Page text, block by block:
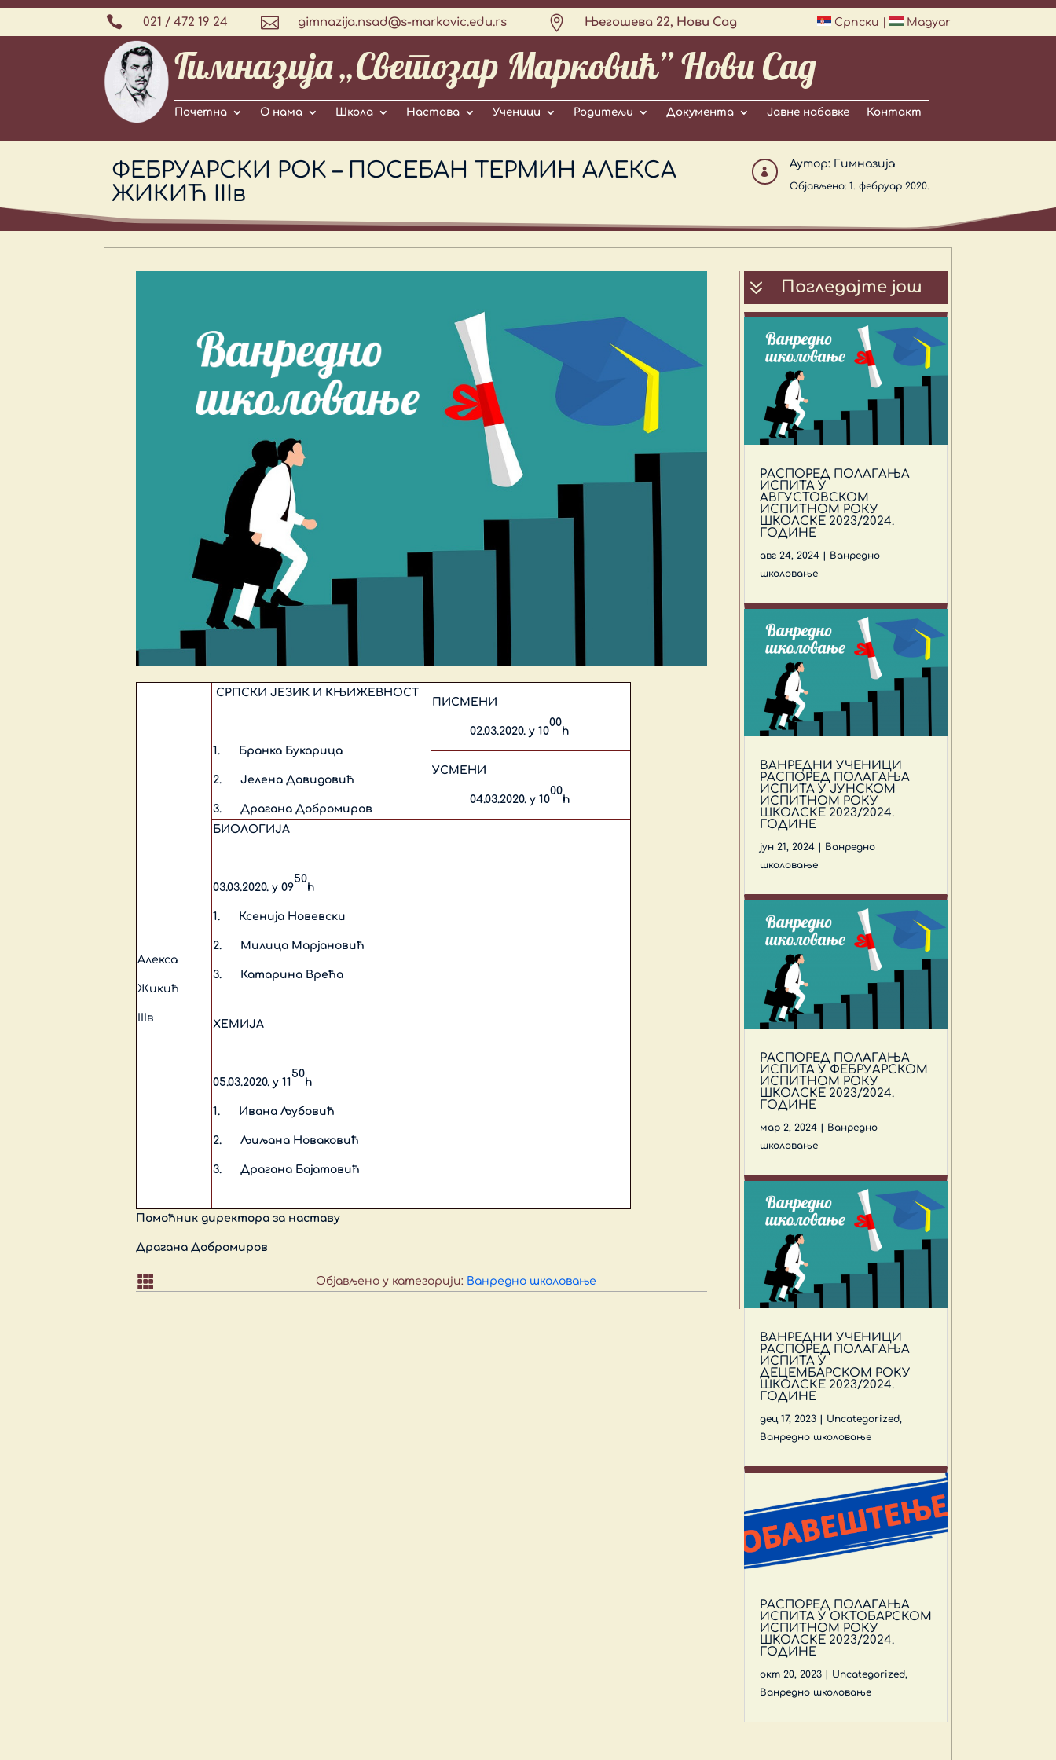
 021 / 472 19 24  gimnazija.nsad@s-markovic.edu.rs  Његошева 22, Нови Сад Српски Magyar
Гимназија „Светозар Марковић” Нови Сад
Почетна О нама Школа Настава Ученици Родитељи Документа Јавне набавке Контакт
ФЕБРУАРСКИ РОК – ПОСЕБАН ТЕРМИН АЛЕКСА
ЖИКИЋ IIIв

Аутор: Гимназија
Објављено: 1. фебруар 2020.
Алекса
Жикић
IIIв
СРПСКИ ЈЕЗИК И КЊИЖЕВНОСТ
1. Бранка Букарица
2.Јелена Давидовић
3. Драгана Добромиров
ПИСМЕНИ
02.03.2020. у 10
00
h
УСМЕНИ
04.03.2020. у 10
00
h
БИОЛОГИЈА
03.03.2020. у 09
50
h
1. Ксенија Новевски
2. Милица Марјановић
3. Катарина Врећа
ХЕМИЈА
05.03.2020. у 11
50
h
1. Ивана Љубовић
2.Љиљана Новаковић
3. Драгана Бајатовић
Помоћник директора за наставу
Драгана Добромиров
 Објављено у категорији: Ванредно школовање
7 Погледајте још
РАСПОРЕД ПОЛАГАЊА
ИСПИТА У
АВГУСТОВСКОМ
ИСПИТНОМ РОКУ
ШКОЛСКЕ 2023/2024.
ГОДИНЕ
авг 24, 2024|
Ванредно
школовање
ВАНРЕДНИ УЧЕНИЦИ
РАСПОРЕД ПОЛАГАЊА
ИСПИТА У ЈУНСКОМ
ИСПИТНОМ РОКУ
ШКОЛСКЕ 2023/2024.
ГОДИНЕ
јун 21, 2024|
Ванредно
школовање
РАСПОРЕД ПОЛАГАЊА
ИСПИТА У ФЕБРУАРСКОМ
ИСПИТНОМ РОКУ
ШКОЛСКЕ 2023/2024.
ГОДИНЕ
мар 2, 2024| Ванредно
школовање
ВАНРЕДНИ УЧЕНИЦИ
РАСПОРЕД ПОЛАГАЊА
ИСПИТА У
ДЕЦЕМБАРСКОМ РОКУ
ШКОЛСКЕ 2023/2024.
ГОДИНЕ
дец 17, 2023| Uncategorized,
Ванредно школовање
РАСПОРЕД ПОЛАГАЊА
ИСПИТА У ОКТОБАРСКОМ
ИСПИТНОМ РОКУ
ШКОЛСКЕ 2023/2024.
ГОДИНЕ
окт 20, 2023| Uncategorized,
Ванредно школовање